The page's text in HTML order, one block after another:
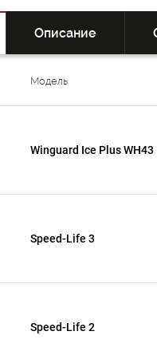
Описание
Модель
Winguard Ice Plus WH43
Speed-Life 3
Speed-Life 2